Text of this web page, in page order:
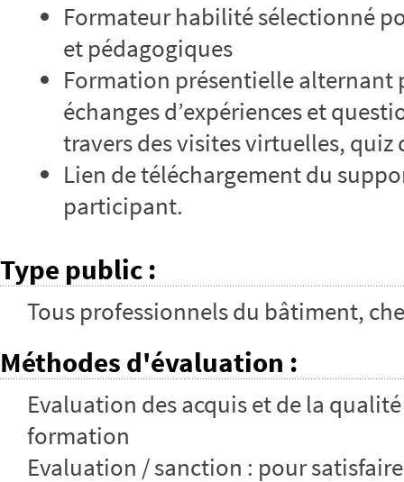
Formateur habilité sélectionné
et pédagogiques
Formation présentielle
échanges d’expériences et
travers des visites virtuelles,
Lien de téléchargement du
participant.
Type public :
Tous professionnels du bâtiment,
Méthodes d'évaluation :
Evaluation des acquis et de la
formation
Evaluation / sanction : pour